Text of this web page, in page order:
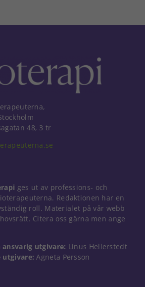
48, 3 tr
ges ut av professions- och
Redaktionen har en
roll. Materialet på vår webb
Citera oss gärna men ange
utgivare: Linus Hellerstedt
utgivare: Agneta Persson
Nödvändiga
Dessa kakor